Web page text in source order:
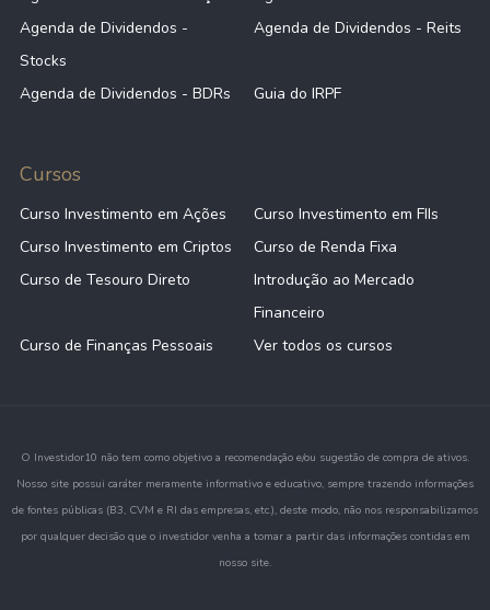
Agenda de Dividendos -
Stocks
Agenda de Dividendos - Reits
Agenda de Dividendos - BDRs Guia do IRPF
Cursos
Curso Investimento em Ações
Curso Investimento em FIIs
Curso Investimento em Criptos
Curso de Renda Fixa
Curso de Tesouro Direto
Introdução ao Mercado
Financeiro
Curso de Finanças Pessoais
Ver todos os cursos
O Investidor10 não tem como objetivo a recomendação e/ou sugestão de compra de ativos.
Nosso site possui caráter meramente informativo e educativo, sempre trazendo informações
de fontes públicas (B3, CVM e RI das empresas, etc.), deste modo, não nos responsabilizamos
por qualquer decisão que o investidor venha a tomar a partir das informações contidas em
nosso site.